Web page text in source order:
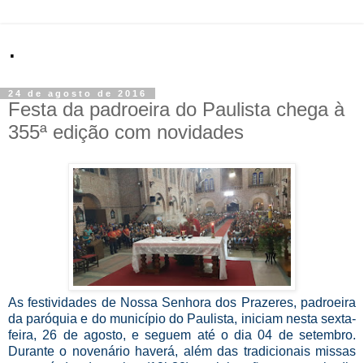
.
24 de agosto de 2016
Festa da padroeira do Paulista chega à
355ª edição com novidades
As festividades de Nossa Senhora dos Prazeres, padroeira
da paróquia e do município do Paulista, iniciam nesta sexta-
feira, 26 de agosto, e seguem até o dia 04 de setembro.
Durante o novenário haverá, além das tradicionais missas